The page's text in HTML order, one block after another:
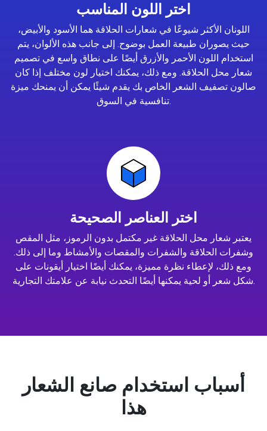
اختر اللون المناسب
اللونان الأكثر شيوعًا في شعارات الحلاقة هما الأسود والأبيض،
حيث يصوران طبيعة العمل بوضوح. إلى جانب هذه الألوان، يتم
استخدام اللون الأحمر والأزرق أيضًا على نطاق واسع في تصميم
شعار محل الحلاقة. ومع ذلك، يمكنك اختيار لون مختلف إذا كان
صالون تصفيف الشعر الخاص بك يقدم شيئًا يمكن أن يمنحك ميزة
تنافسية في السوق.
اختر العناصر الصحيحة
يعتبر شعار محل الحلاقة غير مكتمل بدون الرموز، مثل المقص
وشفرات الحلاقة والشفرات والمقصات والأمشاط وما إلى ذلك.
ومع ذلك، لإعطاء نظرة مميزة، يمكنك أيضًا اختيار أيقونات على
شكل شعر أو لحية يمكنها أيضًا التحدث نيابة عن علامتك التجارية.
أسباب استخدام صانع الشعار
هذا